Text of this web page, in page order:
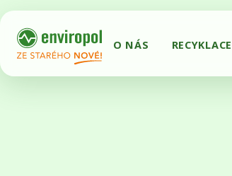
O NÁS RECYKLACE